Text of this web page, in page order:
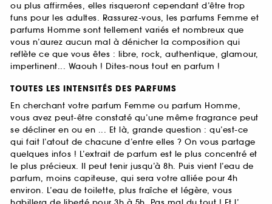
ou plus affirmées, elles risqueront cependant d’être trop
funs pour les adultes. Rassurez-vous, les parfums Femme et
parfums Homme sont tellement variés et nombreux que
vous n’aurez aucun mal à dénicher la composition qui
reflète ce que vous êtes : libre, rock, authentique, glamour,
impertinent... Waouh ! Dites-nous tout en parfum !
TOUTES LES INTENSITÉS DES PARFUMS
En cherchant votre parfum Femme ou parfum Homme,
vous avez peut-être constaté qu’une même fragrance peut
se décliner en ou en ... Et là, grande question : qu’est-ce
qui fait l’atout de chacune d’entre elles ? On vous partage
quelques infos ! L’extrait de parfum est le plus concentré et
le plus précieux. Il peut tenir jusqu’à 8h. Puis vient l’eau de
parfum, moins capiteuse, qui sera votre alliée pour 4h
environ. L’eau de toilette, plus fraîche et légère, vous